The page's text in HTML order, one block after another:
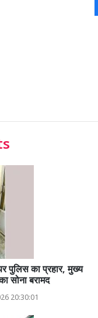
पुलिस का प्रहार, मुख्य
सोना बरामद
20:30:01